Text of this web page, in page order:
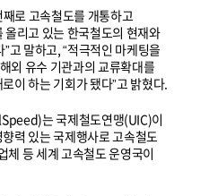
로 고속철도를 개통하고
리고 있는 한국철도의 현재와
고 말하고, “적극적인 마케팅을
외 유수 기관과의 교류확대를
이 하는 기회가 됐다”고 밝혔다.
는 국제철도연맹(UIC)이
력 있는 국제행사로 고속철도
체 등 세계 고속철도 운영국이